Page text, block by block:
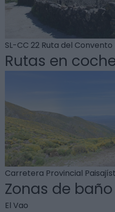
SL-CC 22 Ruta del Convento
Rutas en
Carretera Provincial
Zonas de baño
El Vao